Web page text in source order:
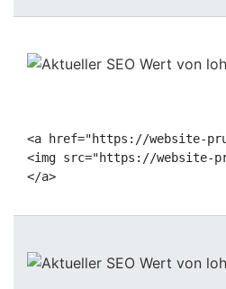
<a href="https://website-
<img src="https://website-